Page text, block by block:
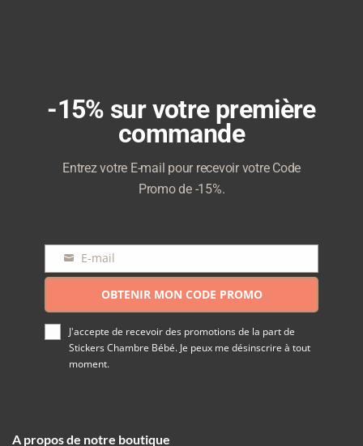
-15% sur votre première
commande
Entrez votre E-mail pour recevoir votre Code
Promo de -15%.
mail
E-mail
OBTENIR MON CODE PROMO
J'accepte de recevoir des promotions de la part de
Stickers Chambre Bébé. Je peux me désinscrire à tout
moment.
A propos de notre boutique